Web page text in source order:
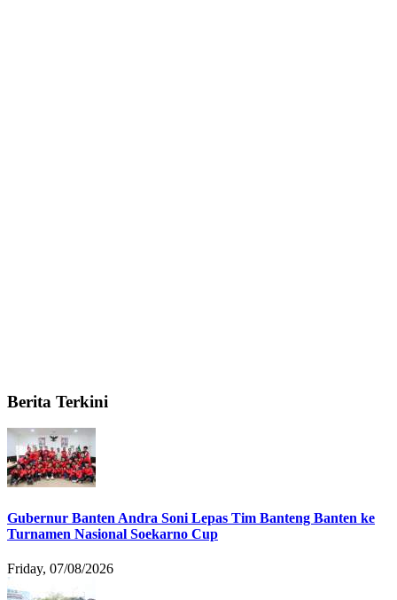
Berita Terkini
Gubernur Banten Andra Soni Lepas Tim Banteng Banten ke
Turnamen Nasional Soekarno Cup
Friday, 07/08/2026